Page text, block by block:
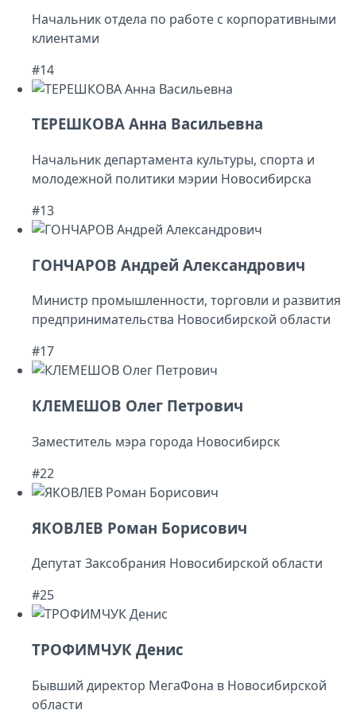
Начальник отдела по работе с корпоративными
клиентами
#14
ТЕРЕШКОВА Анна Васильевна
Начальник департамента культуры, спорта и
молодежной политики мэрии Новосибирска
#13
ГОНЧАРОВ Андрей Александрович
Министр промышленности, торговли и развития
предпринимательства Новосибирской области
#17
КЛЕМЕШОВ Олег Петрович
Заместитель мэра города Новосибирск
#22
ЯКОВЛЕВ Роман Борисович
Депутат Заксобрания Новосибирской области
#25
ТРОФИМЧУК Денис
Бывший директор МегаФона в Новосибирской
области